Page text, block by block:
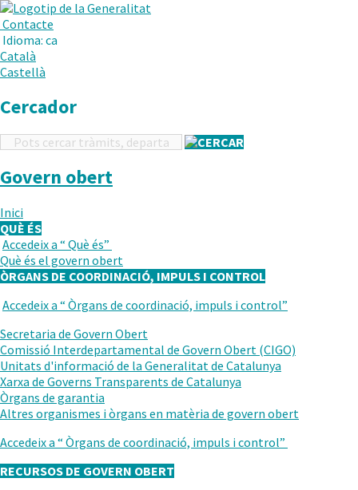
.
Obre
en
una
nova
Menú
Contacte
Idioma: ca
Català
Castellà
Cercador
Govern obert
Inici
QUÈ ÉS
TORNAR
AL
NIVELL
ANTERIOR
Accedeix a “ Què és”
Què és el govern obert
ÒRGANS DE COORDINACIÓ, IMPULS I CONTROL
TORNAR
AL
NIVELL
ANTERIOR
Accedeix a “ Òrgans de coordinació, impuls i control”
Secretaria de Govern Obert
Comissió Interdepartamental de Govern Obert (CIGO)
Unitats d'informació de la Generalitat de Catalunya
Xarxa de Governs Transparents de Catalunya
Òrgans de garantia
Altres organismes i òrgans en matèria de govern obert
Accedeix a “ Òrgans de coordinació, impuls i control”
RECURSOS DE GOVERN OBERT